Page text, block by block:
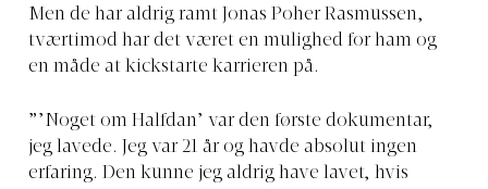
Men de har aldrig ramt Jonas Poher Rasmussen,
tværtimod har det været en mulighed for ham og
en måde at kickstarte karrieren på.
”’Noget om Halfdan’ var den første dokumentar,
jeg lavede. Jeg var 21 år og havde absolut ingen
erfaring. Den kunne jeg aldrig have lavet, hvis